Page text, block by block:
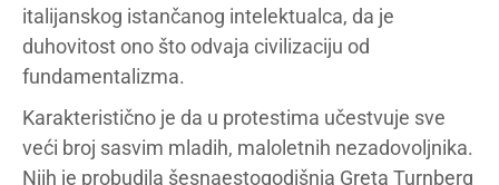
italijanskog istančanog intelektualca, da je
duhovitost ono što odvaja civilizaciju od
fundamentalizma.
Karakteristično je da u protestima učestvuje sve
veći broj sasvim mladih, maloletnih nezadovoljnika.
Njih je probudila šesnaestogodišnja Greta Turnberg